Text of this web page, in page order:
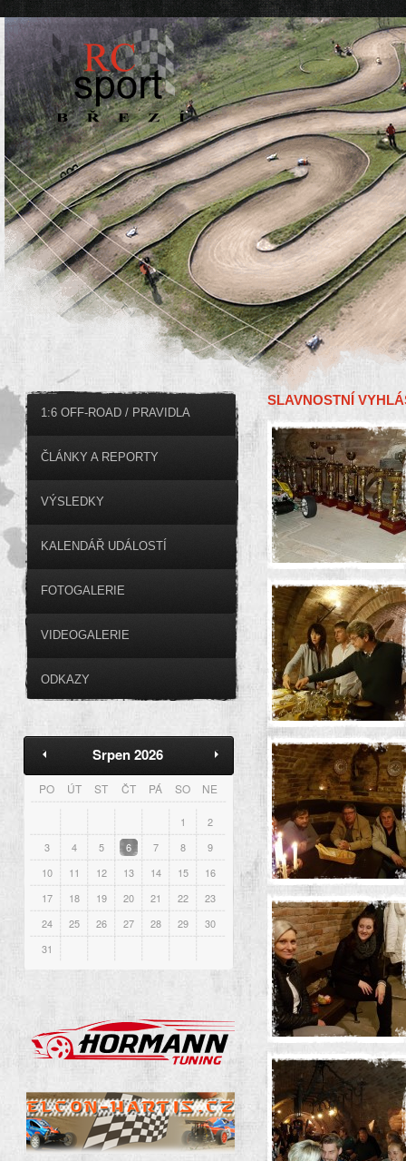
1:6 OFF-ROAD / PRAVIDLA
ČLÁNKY A REPORTY
VÝSLEDKY
KALENDÁŘ UDÁLOSTÍ
FOTOGALERIE
VIDEOGALERIE
ODKAZY
Srpen 2026
PO ÚT ST ČT PÁ SO NE
1
2
3
4 5 6 7 8
9
10
11 12 13 14 15
16
17
18 19 20 21 22
23
24
25 26 27 28 29
30
31
SLAVNOSTNÍ